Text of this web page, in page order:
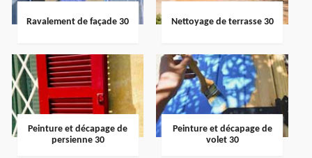
Ravalement de façade 30 Nettoyage de terrasse 30
Peinture et décapage de
persienne 30
Peinture et décapage de
volet 30